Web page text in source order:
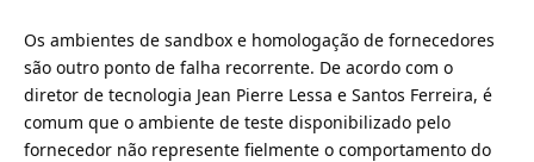
Os ambientes de sandbox e homologação de fornecedores
são outro ponto de falha recorrente. De acordo com o
diretor de tecnologia Jean Pierre Lessa e Santos Ferreira, é
comum que o ambiente de teste disponibilizado pelo
fornecedor não represente fielmente o comportamento do